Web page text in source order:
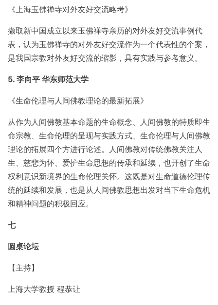
《上海玉佛禅寺对外友好交流略考》
撷取新中国成立以来玉佛禅寺亲历的对外友好交流事例代
表，认为玉佛禅寺的对外友好交流作为一个代表性的个案，
是我国宗教对外友好交流的缩影，具有实践与参考意义。
5. 李向平 华东师范大学
《生命伦理与人间佛教理论的最新拓展》
从作为人间佛教基本命题的生命概念、人间佛教的特质即生
命宗教、生命伦理的呈现与实践方式、生命伦理与人间佛教
理论的拓展四个方进行论述。人间佛教对传统佛教关注人
生、慈悲为怀、爱护生命思想的传承和延续，也开创了生命
权利意识新境界的生命伦理关怀。这既是对生命道德伦理传
统的延续和发展，也是从人间佛教思想出发对当下生命危机
和精神问题的积极回应。
七
圆桌论坛
【主持】
上海大学教授 程恭让